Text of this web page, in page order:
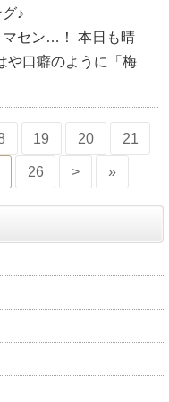
♪
マセン…！ 本日も晴
や口癖のように「梅
19 20 21
26 > »